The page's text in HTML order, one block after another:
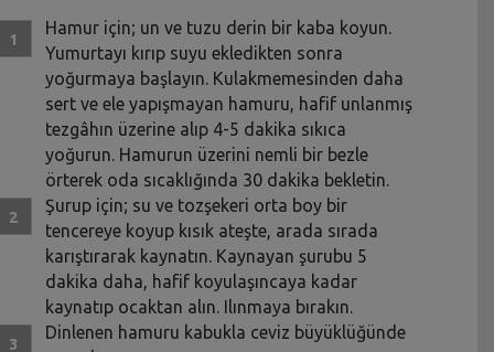
Hamur için; un ve tuzu derin bir kaba koyun.
Yumurtayı kırıp suyu ekledikten sonra
yoğurmaya başlayın. Kulakmemesinden daha
sert ve ele yapışmayan hamuru, hafif unlanmış
tezgâhın üzerine alıp 4-5 dakika sıkıca
yoğurun. Hamurun üzerini nemli bir bezle
örterek oda sıcaklığında 30 dakika bekletin.
Şurup için; su ve tozşekeri orta boy bir
tencereye koyup kısık ateşte, arada sırada
karıştırarak kaynatın. Kaynayan şurubu 5
dakika daha, hafif koyulaşıncaya kadar
kaynatıp ocaktan alın. Ilınmaya bırakın.
Dinlenen hamuru kabukla ceviz büyüklüğünde